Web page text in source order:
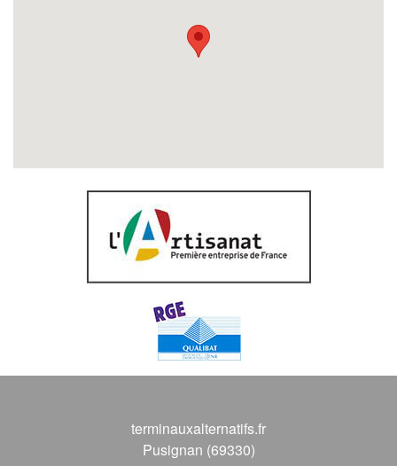
terminauxalternatifs.fr
Pusignan (69330)